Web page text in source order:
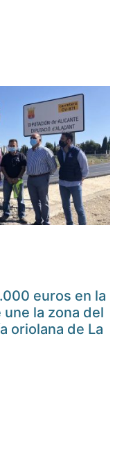
euros en la
la zona del
oriolana de La